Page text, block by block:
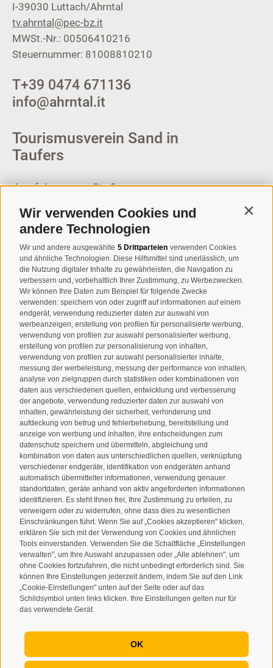
Wir verwenden Cookies und
andere Technologien
Wir und andere ausgewählte 5 Drittparteien verwenden Cookies
und ähnliche Technologien. Diese Hilfsmittel sind unerlässlich, um
die Nutzung digitaler Inhalte zu gewährleisten, die Navigation zu
verbessern und, vorbehaltlich Ihrer Zustimmung, zu Werbezwecken.
Wir können Ihre Daten zum Beispiel für folgende Zwecke
verwenden: speichern von oder zugriff auf informationen auf einem
endgerät, verwendung reduzierter daten zur auswahl von
werbeanzeigen, erstellung von profilen für personalisierte werbung,
verwendung von profilen zur auswahl personalisierter werbung,
erstellung von profilen zur personalisierung von inhalten,
verwendung von profilen zur auswahl personalisierter inhalte,
messung der werbeleistung, messung der performance von inhalten,
analyse von zielgruppen durch statistiken oder kombinationen von
daten aus verschiedenen quellen, entwicklung und verbesserung
der angebote, verwendung reduzierter daten zur auswahl von
inhalten, gewährleistung der sicherheit, verhinderung und
aufdeckung von betrug und fehlerbehebung, bereitstellung und
anzeige von werbung und inhalten, ihre entscheidungen zum
datenschutz speichern und übermitteln, abgleichung und
kombination von daten aus unterschiedlichen quellen, verknüpfung
verschiedener endgeräte, identifikation von endgeräten anhand
automatisch übermittelter informationen, verwendung genauer
standortdaten, geräte anhand von aktiv angeforderten informationen
identifizieren. Es steht Ihnen frei, Ihre Zustimmung zu erteilen, zu
verweigern oder zu widerrufen, ohne dass dies zu wesentlichen
Einschränkungen führt. Wenn Sie auf „Cookies akzeptieren" klicken,
erklären Sie sich mit der Verwendung von Cookies und ähnlichen
Tools einverstanden. Verwenden Sie die Schaltfläche „Einstellungen
verwalten", um Ihre Auswahl anzupassen oder „Alle ablehnen", um
ohne Cookies fortzufahren, die nicht unbedingt erforderlich sind. Sie
können Ihre Einstellungen jederzeit ändern, indem Sie auf den Link
„Cookie-Einstellungen" unten auf der Seite oder auf das
Schildsymbol unten links klicken. Ihre Einstellungen gelten nur für
das verwendete Gerät.
OK
I-39030 Luttach/Ahrntal
tv.ahrntal@pec-bz.it
MWSt.-Nr.: 00506410216
Steuernummer: 81008810210
T+39 0474 671136
info@ahrntal.it
Tourismusverein Sand in
Taufers
Josef-Jungmann-Str. 8
MWSt.-Nr: 00518320213
T+39 0474 678076
info@taufers.com
Newsletteranmeldung
Ich habe dieDatenschutzbestimmungengelesen und
verstanden und stimme der Verarbeitung meiner
personenbezogenen Daten durch den Verantwortlichen zu
ANMELDEN
Sitemap • Impressum • Cookie-Richtlinie • Privacy •
Cookie Präferenzen • created with passion by